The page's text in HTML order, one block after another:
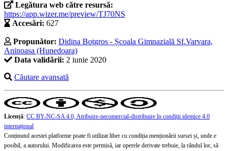
Legătura web către resursă:
https://app.wizer.me/preview/TJ70NS
Accesări: 627
Propunător: Didina Botgros - Școala Gimnazială Sf.Varvara,
Aninoasa (Hunedoara)
Data validării: 2 iunie 2020
Căutare avansată
Licență: CC BY-NC-SA 4.0, Atribuire-necomercial-distribuire în condiţii identice 4.0
internațional
Conținutul acestei platforme poate fi utilizat liber cu condiția menționării sursei și, unde e
posibil, a autorului. Modificarea este permisă, iar operele derivate trebuie, la rândul lor, să